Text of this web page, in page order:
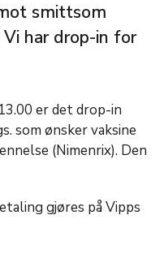
smittsom
har drop-in for
er det drop-in
som ønsker vaksine
(Nimenrix). Den
gjøres på Vipps